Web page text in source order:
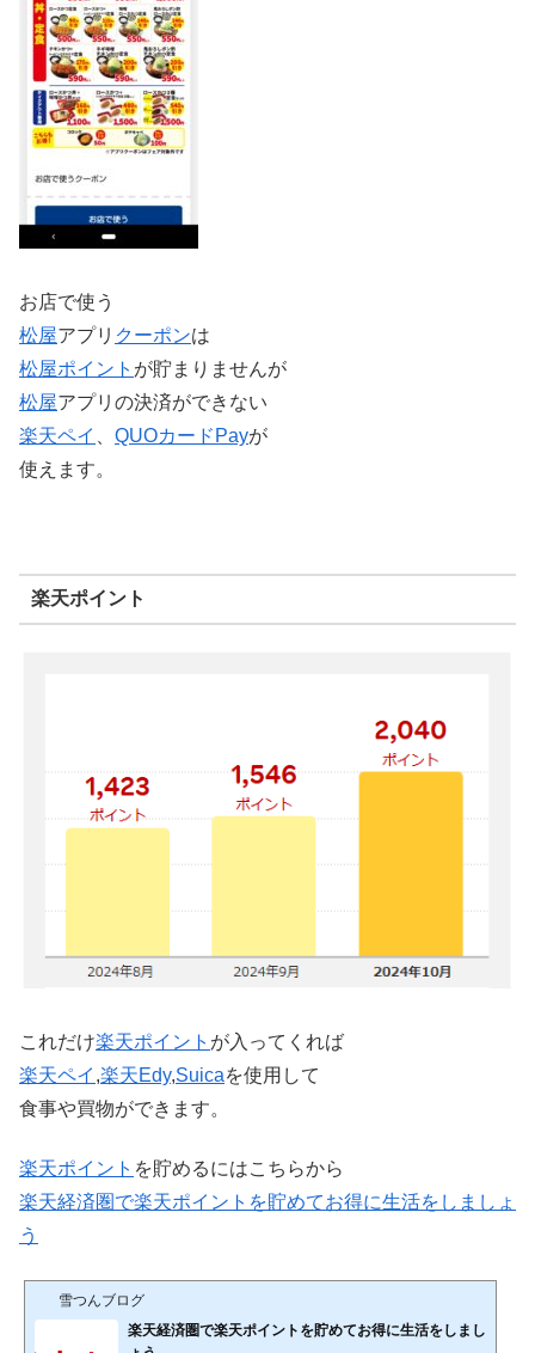
お店で使う
松屋アプリ クーポンは
松屋ポイント が貯まりませんが
松屋アプリの決済ができない
楽天ペイ
QUOカードPayが
使えます。
楽天ポイント
これだけ楽天ポイント が入ってくれば
楽天ペイ ,楽天Edy,Suicaを使用して
食事や買物ができます。
楽天ポイント を貯めるにはこちらから
楽天経済圏で楽天ポイントを貯めてお得に生活をしましょ
う
雪つんブログ
楽天経済圏で楽天ポイントを貯めてお得に生活をしまし